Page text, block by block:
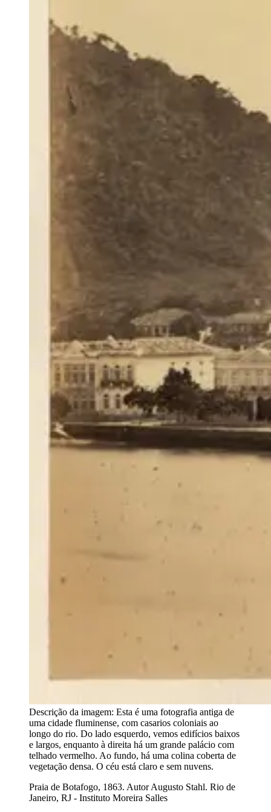
Descrição da imagem: Esta é uma fotografia antiga de
uma cidade fluminense, com casarios coloniais ao
longo do rio. Do lado esquerdo, vemos edifícios baixos
e largos, enquanto à direita há um grande palácio com
telhado vermelho. Ao fundo, há uma colina coberta de
vegetação densa. O céu está claro e sem nuvens.
Praia de Botafogo, 1863. Autor Augusto Stahl. Rio de
Janeiro, RJ - Instituto Moreira Salles